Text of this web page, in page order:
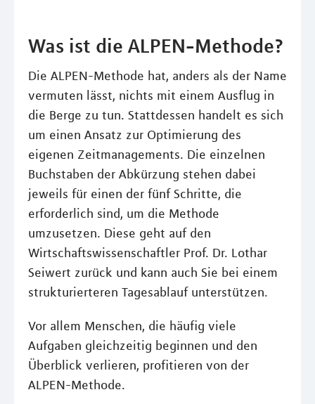
Was ist die ALPEN-Methode?
Die ALPEN-Methode hat, anders als der Name
vermuten lässt, nichts mit einem Ausflug in
die Berge zu tun. Stattdessen handelt es sich
um einen Ansatz zur Optimierung des
eigenen Zeitmanagements. Die einzelnen
Buchstaben der Abkürzung stehen dabei
jeweils für einen der fünf Schritte, die
erforderlich sind, um die Methode
umzusetzen. Diese geht auf den
Wirtschaftswissenschaftler Prof. Dr. Lothar
Seiwert zurück und kann auch Sie bei einem
strukturierteren Tagesablauf unterstützen.
Vor allem Menschen, die häufig viele
Aufgaben gleichzeitig beginnen und den
Überblick verlieren, profitieren von der
ALPEN-Methode.